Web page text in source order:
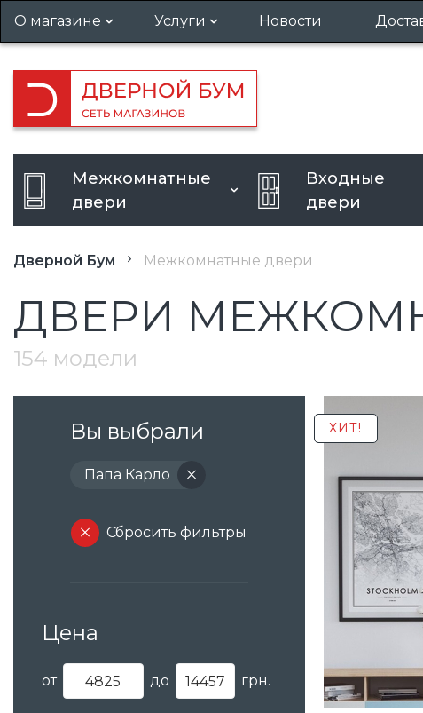
О магазине
Гарантия и возврат
Вакансии
Кредит
Услуги
Установка дверей
Вызов замерщика
Усиление дверного проема
Расширение дверного
Новости
Межкомнатные
двери
Входные
двери
Дверной Бум Межкомнатные двери
ДВЕРИ
154 модели
Вы выбрали
Папа Карло
Сбросить фильтры
Цена
от до грн.
ХИТ!